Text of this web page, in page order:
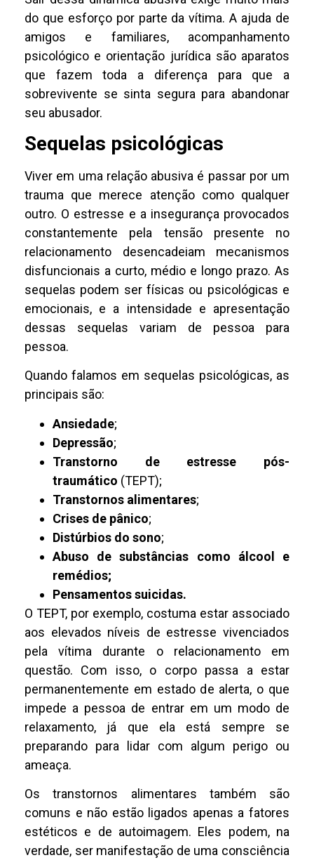
do que esforço por parte da vítima. A ajuda de
amigos e familiares, acompanhamento
psicológico e orientação jurídica são aparatos
que fazem toda a diferença para que a
sobrevivente se sinta segura para abandonar
seu abusador.
Sequelas psicológicas
Viver em uma relação abusiva é passar por um
trauma que merece atenção como qualquer
outro. O estresse e a insegurança provocados
constantemente pela tensão presente no
relacionamento desencadeiam mecanismos
disfuncionais a curto, médio e longo prazo. As
sequelas podem ser físicas ou psicológicas e
emocionais, e a intensidade e apresentação
dessas sequelas variam de pessoa para
pessoa.
Quando falamos em sequelas psicológicas, as
principais são:
Ansiedade;
Depressão;
Transtorno de estresse pós-
traumático (TEPT);
Transtornos alimentares;
Crises de pânico;
Distúrbios do sono;
Abuso de substâncias como álcool e
remédios;
Pensamentos suicidas.
O TEPT, por exemplo, costuma estar associado
aos elevados níveis de estresse vivenciados
pela vítima durante o relacionamento em
questão. Com isso, o corpo passa a estar
permanentemente em estado de alerta, o que
impede a pessoa de entrar em um modo de
relaxamento, já que ela está sempre se
preparando para lidar com algum perigo ou
ameaça.
Os transtornos alimentares também são
comuns e não estão ligados apenas a fatores
estéticos e de autoimagem. Eles podem, na
verdade, ser manifestação de uma consciência